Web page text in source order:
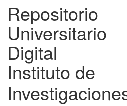
Repositorio
Universitario
Digital
Instituto de